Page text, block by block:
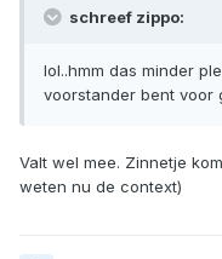
schreef zippo:
lol..hmm das minder
voorstander bent voor
Valt wel mee. Zinnetje
weten nu de context)